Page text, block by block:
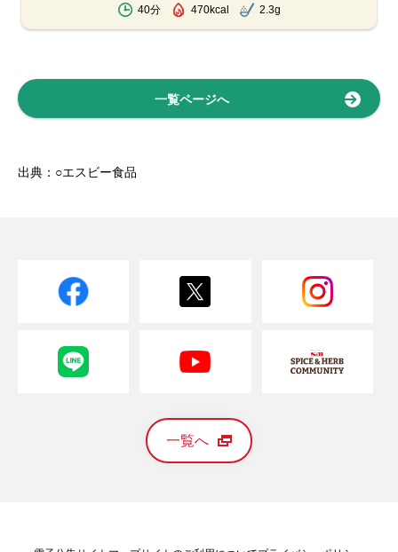
40分 470kcal 2.3g
一覧ページへ
出典：○エスビー食品
一覧へ